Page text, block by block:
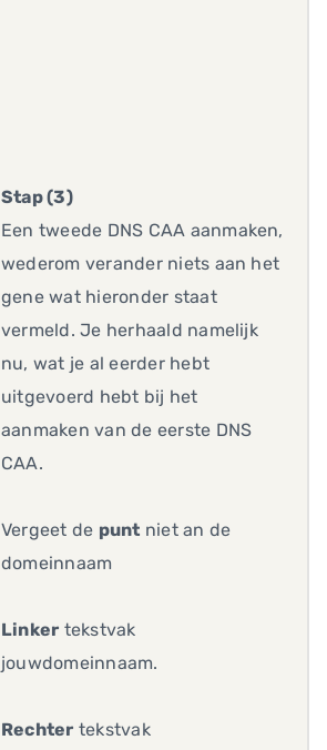
Stap (3)
Een tweede DNS CAA aanmaken,
wederom verander niets aan het
gene wat hieronder staat
vermeld. Je herhaald namelijk
nu, wat je al eerder hebt
uitgevoerd hebt bij het
aanmaken van de eerste DNS
CAA.
Vergeet de punt niet an de
domeinnaam
Linker tekstvak
jouwdomeinnaam.
Rechter tekstvak